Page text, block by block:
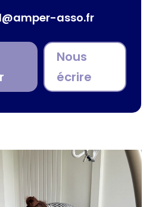
asso.fr
Nous
écrire